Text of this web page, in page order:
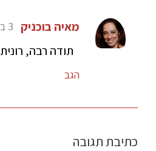
מאיה בוכניק 3 בנובמבר 2020 11:15
תודה רבה, רונית
הגב
כתיבת תגובה